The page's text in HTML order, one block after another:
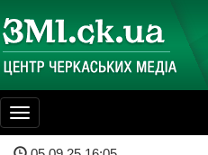
Toggle
navigation